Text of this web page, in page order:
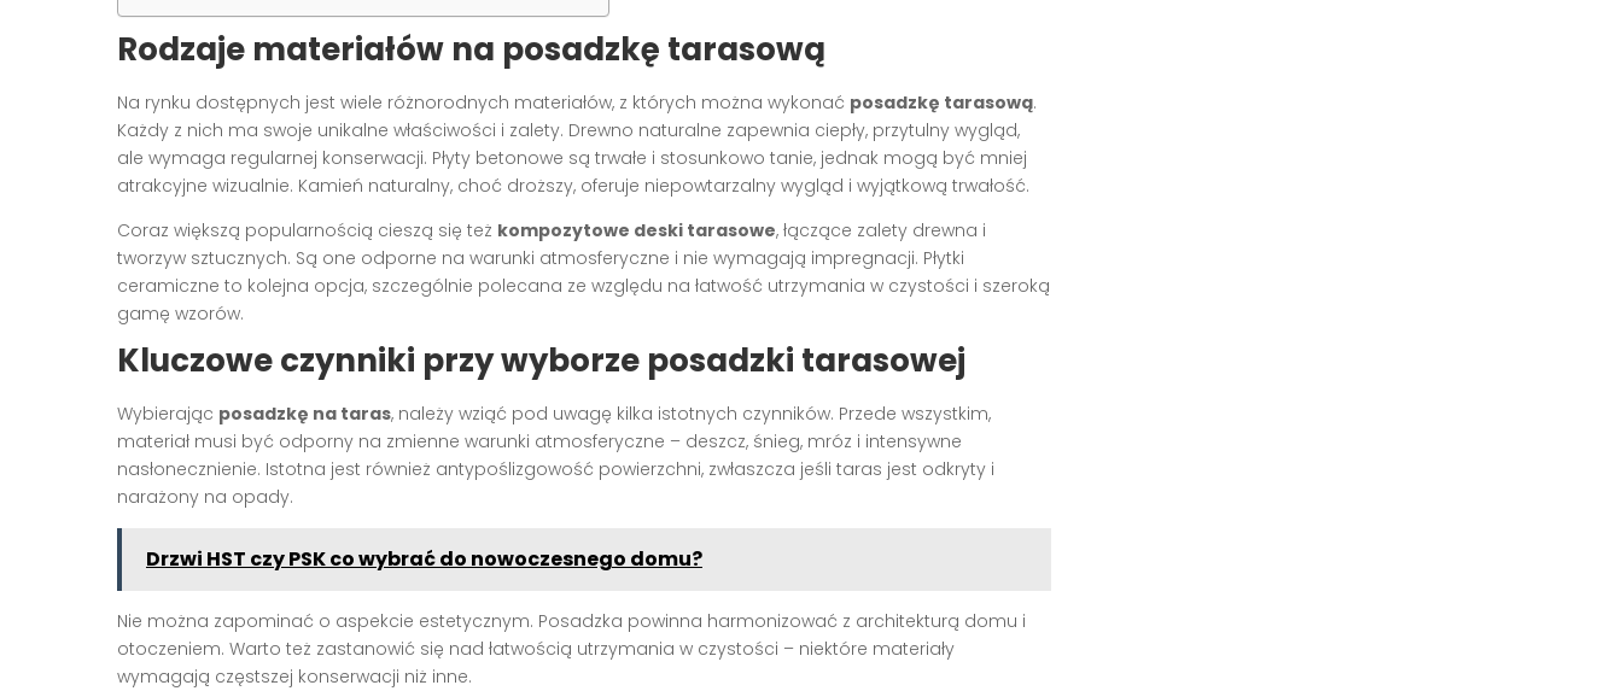
Rodzaje materiałów na posadzkę tarasową
Na rynku dostępnych jest wiele różnorodnych materiałów, z których można wykonać posadzkę tarasową.
Każdy z nich ma swoje unikalne właściwości i zalety. Drewno naturalne zapewnia ciepły, przytulny wygląd,
ale wymaga regularnej konserwacji. Płyty betonowe są trwałe i stosunkowo tanie, jednak mogą być mniej
atrakcyjne wizualnie. Kamień naturalny, choć droższy, oferuje niepowtarzalny wygląd i wyjątkową trwałość.
Coraz większą popularnością cieszą się też kompozytowe deski tarasowe, łączące zalety drewna i
tworzyw sztucznych. Są one odporne na warunki atmosferyczne i nie wymagają impregnacji. Płytki
ceramiczne to kolejna opcja, szczególnie polecana ze względu na łatwość utrzymania w czystości i szeroką
gamę wzorów.
Kluczowe czynniki przy wyborze posadzki tarasowej
Wybierając posadzkę na taras, należy wziąć pod uwagę kilka istotnych czynników. Przede wszystkim,
materiał musi być odporny na zmienne warunki atmosferyczne – deszcz, śnieg, mróz i intensywne
nasłonecznienie. Istotna jest również antypoślizgowość powierzchni, zwłaszcza jeśli taras jest odkryty i
narażony na opady.
Drzwi HST czy PSK co wybrać do nowoczesnego domu?
Nie można zapominać o aspekcie estetycznym. Posadzka powinna harmonizować z architekturą domu i
otoczeniem. Warto też zastanowić się nad łatwością utrzymania w czystości – niektóre materiały
wymagają częstszej konserwacji niż inne.